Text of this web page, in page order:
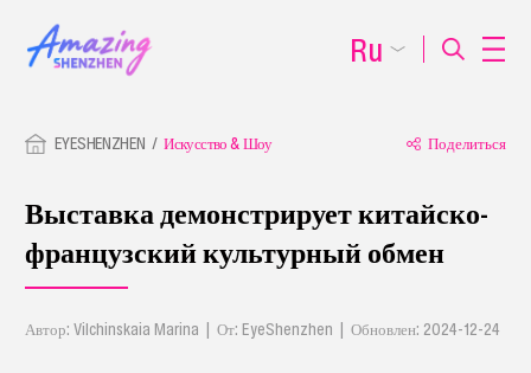
EYESHENZHEN Искусство & Шоу Поделиться
Выставка демонстрирует китайско-
французский культурный обмен
Автор: Vilchinskaia Marina | От: EyeShenzhen | Обновлен: 2024-12-24
Ru